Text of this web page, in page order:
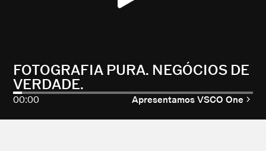
FOTOGRAFIA PURA. NEGÓCIOS DE
VERDADE.
00:00 Apresentamos VSCO One